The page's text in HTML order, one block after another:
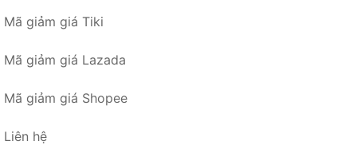
Mã giảm giá Tiki
Mã giảm giá Lazada
Mã giảm giá Shopee
Liên hệ